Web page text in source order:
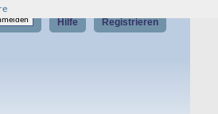
Registrieren
Hilfe